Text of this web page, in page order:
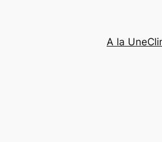
A la Une